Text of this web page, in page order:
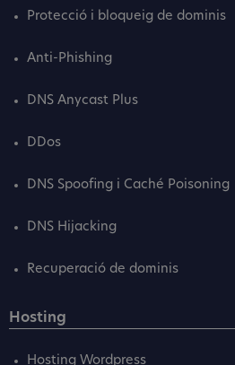
Protecció i bloqueig de dominis
Anti-Phishing
DNS Anycast Plus
DDos
DNS Spoofing i Caché Poisoning
DNS Hijacking
Recuperació de dominis
Hosting
Hosting Wordpress